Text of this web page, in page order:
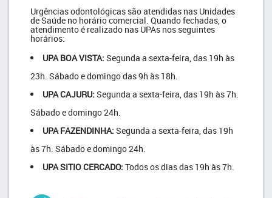
Urgências odontológicas são atendidas nas Unidades
de Saúde no horário comercial. Quando fechadas, o
atendimento é realizado nas UPAs nos seguintes
horários:
UPA BOA VISTA: Segunda a sexta-feira, das 19h às
23h. Sábado e domingo das 9h às 18h.
UPA CAJURU: Segunda a sexta-feira, das 19h às 7h.
Sábado e domingo 24h.
UPA FAZENDINHA: Segunda a sexta-feira, das 19h
às 7h. Sábado e domingo 24h.
UPA SITIO CERCADO: Todos os dias das 19h às 7h.